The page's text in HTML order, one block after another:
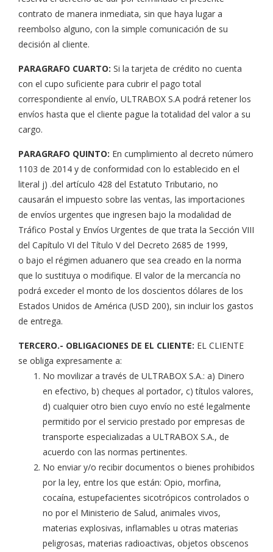
contrato de manera inmediata, sin que haya lugar a
reembolso alguno, con la simple comunicación de su
decisión al cliente.
PARAGRAFO CUARTO: Si la tarjeta de crédito no cuenta
con el cupo suficiente para cubrir el pago total
correspondiente al envío, ULTRABOX S.A podrá retener los
envíos hasta que el cliente pague la totalidad del valor a su
cargo.
PARAGRAFO QUINTO: En cumplimiento al decreto número
1103 de 2014 y de conformidad con lo establecido en el
literal j) .del artículo 428 del Estatuto Tributario, no
causarán el impuesto sobre las ventas, las importaciones
de envíos urgentes que ingresen bajo la modalidad de
Tráfico Postal y Envíos Urgentes de que trata la Sección VIII
del Capítulo VI del Título V del Decreto 2685 de 1999,
o bajo el régimen aduanero que sea creado en la norma
que lo sustituya o modifique. El valor de la mercancía no
podrá exceder el monto de los doscientos dólares de los
Estados Unidos de América (USD 200), sin incluir los gastos
de entrega.
TERCERO.- OBLIGACIONES DE EL CLIENTE: EL CLIENTE
se obliga expresamente a:
No movilizar a través de ULTRABOX S.A.: a) Dinero
en efectivo, b) cheques al portador, c) títulos valores,
d) cualquier otro bien cuyo envío no esté legalmente
permitido por el servicio prestado por empresas de
transporte especializadas a ULTRABOX S.A., de
acuerdo con las normas pertinentes.
No enviar y/o recibir documentos o bienes prohibidos
por la ley, entre los que están: Opio, morfina,
cocaína, estupefacientes sicotrópicos controlados o
no por el Ministerio de Salud, animales vivos,
materias explosivas, inflamables u otras materias
peligrosas, materias radioactivas, objetos obscenos